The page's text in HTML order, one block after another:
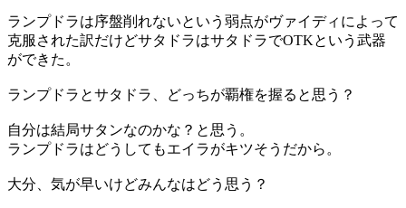
ランプドラは序盤削れないという弱点がヴァイディによって
克服された訳だけどサタドラはサタドラでOTKという武器
ができた。
ランプドラとサタドラ、どっちが覇権を握ると思う？
自分は結局サタンなのかな？と思う。
ランプドラはどうしてもエイラがキツそうだから。
大分、気が早いけどみんなはどう思う？